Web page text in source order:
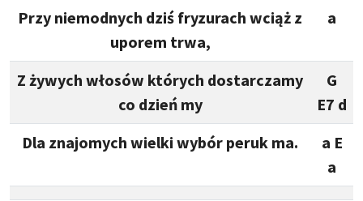
Przy niemodnych dziś fryzurach wciąż z
uporem trwa,
a
Z żywych włosów których dostarczamy
co dzień my
G
E7 d
Dla znajomych wielki wybór peruk ma.
a E
a